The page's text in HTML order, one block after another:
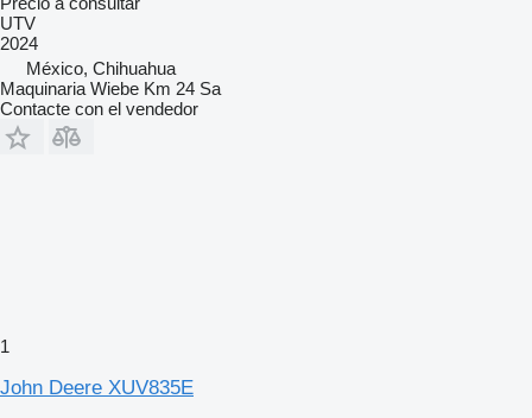
UTV
2024
México, Chihuahua
Maquinaria Wiebe Km 24 Sa
Contacte con el vendedor
1
John Deere XUV835E